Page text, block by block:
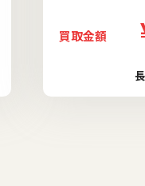
買取金額